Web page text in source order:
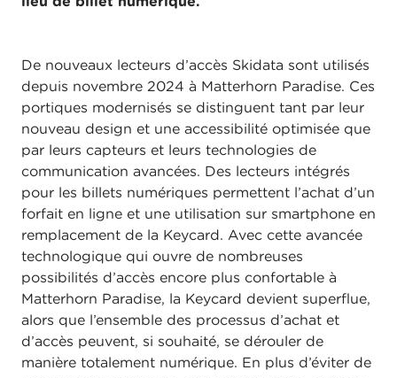
De nouveaux lecteurs d’accès Skidata sont utilisés
depuis novembre 2024 à Matterhorn Paradise. Ces
portiques modernisés se distinguent tant par leur
nouveau design et une accessibilité optimisée que
par leurs capteurs et leurs technologies de
communication avancées. Des lecteurs intégrés
pour les billets numériques permettent l’achat d’un
forfait en ligne et une utilisation sur smartphone en
remplacement de la Keycard. Avec cette avancée
technologique qui ouvre de nombreuses
possibilités d’accès encore plus confortable à
Matterhorn Paradise, la Keycard devient superflue,
alors que l’ensemble des processus d’achat et
d’accès peuvent, si souhaité, se dérouler de
manière totalement numérique. En plus d’éviter de